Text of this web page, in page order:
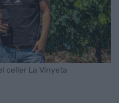
celler La Vinyeta